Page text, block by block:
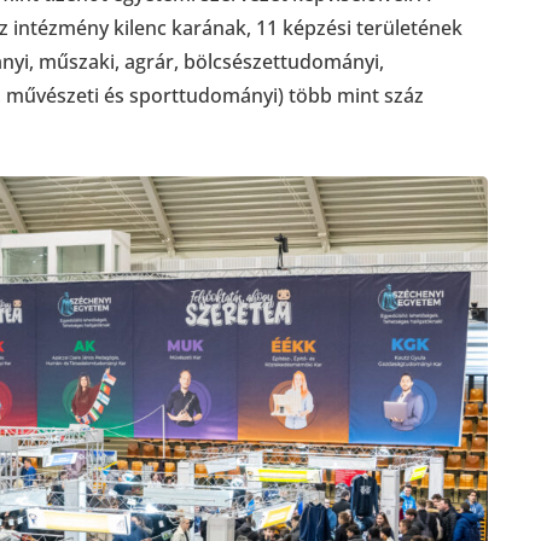
kilenc karának, 11 képzési területének
műszaki, agrár, bölcsészettudományi,
és sporttudományi) több mint száz